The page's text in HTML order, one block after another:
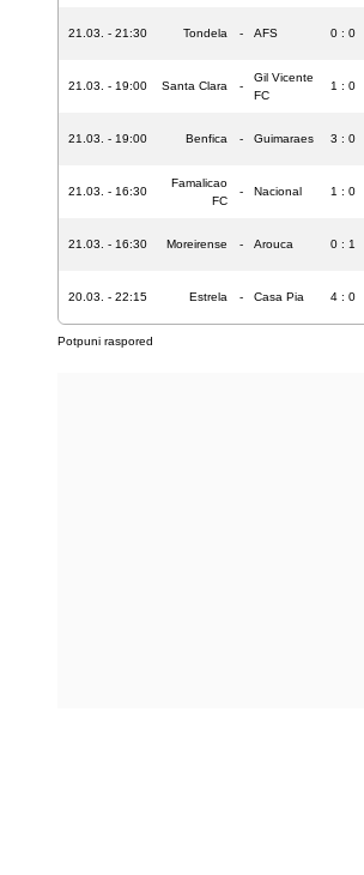
21.03. - 21:30 Tondela - AFS 0 : 0
21.03. - 19:00 Santa Clara -
Gil Vicente
FC
1 : 0
21.03. - 19:00 Benfica - Guimaraes 3 : 0
21.03. - 16:30
Famalicao
FC
- Nacional 1 : 0
21.03. - 16:30 Moreirense - Arouca 0 : 1
20.03. - 22:15 Estrela - Casa Pia 4 : 0
Potpuni raspored